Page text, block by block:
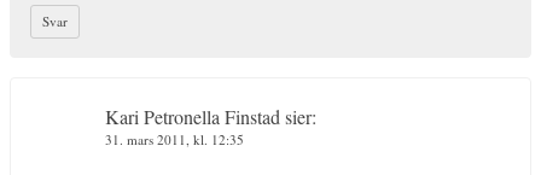
Svar
Kari Petronella Finstadsier:
31. mars 2011, kl. 12:35